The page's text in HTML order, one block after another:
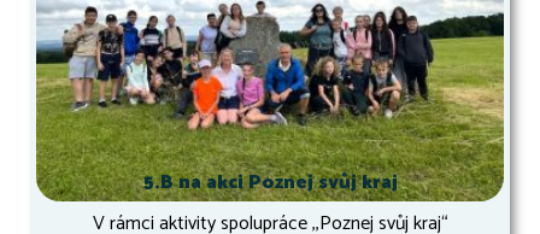
5.B na akci Poznej svůj kraj
V rámci aktivity spolupráce ,,Poznej svůj kraj“